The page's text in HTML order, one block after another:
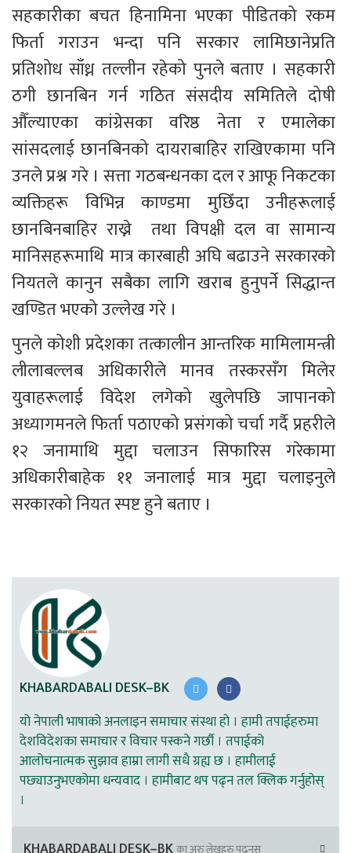
सहकारीका बचत हिनामिना भएका पीडितको रकम
फिर्ता गराउन भन्दा पनि सरकार लामिछानेप्रति
प्रतिशोध साँध्न तल्लीन रहेको पुनले बताए । सहकारी
ठगी छानबिन गर्न गठित संसदीय समितिले दोषी
औँल्याएका कांग्रेसका वरिष्ठ नेता र एमालेका
सांसदलाई छानबिनको दायराबाहिर राखिएकामा पनि
उनले प्रश्न गरे । सत्ता गठबन्धनका दल र आफू निकटका
व्यक्तिहरू विभिन्न काण्डमा मुछिँदा उनीहरूलाई
छानबिनबाहिर राख्ने  तथा विपक्षी दल वा सामान्य
मानिसहरूमाथि मात्र कारबाही अघि बढाउने सरकारको
नियतले कानुन सबैका लागि खराब हुनुपर्ने सिद्धान्त
खण्डित भएको उल्लेख गरे ।
पुनले कोशी प्रदेशका तत्कालीन आन्तरिक मामिलामन्त्री
लीलाबल्लब अधिकारीले मानव तस्करसँग मिलेर
युवाहरूलाई विदेश लगेको खुलेपछि जापानको
अध्यागमनले फिर्ता पठाएको प्रसंगको चर्चा गर्दै प्रहरीले
१२ जनामाथि मुद्दा चलाउन सिफारिस गरेकामा
अधिकारीबाहेक ११ जनालाई मात्र मुद्दा चलाइनुले
सरकारको नियत स्पष्ट हुने बताए ।
KHABARDABALI DESK–BK
यो नेपाली भाषाको अनलाइन समाचार संस्था हो । हामी तपाईहरुमा
देशविदेशका समाचार र विचार पस्कने गर्छौ । तपाईको
आलोचनात्मक सुझाव हाम्रा लागी सधै ग्रह्य छ । हामीलाई
पछ्याउनुभएकोमा धन्यवाद । हामीबाट थप पढ्न तल क्लिक गर्नुहोस्
।